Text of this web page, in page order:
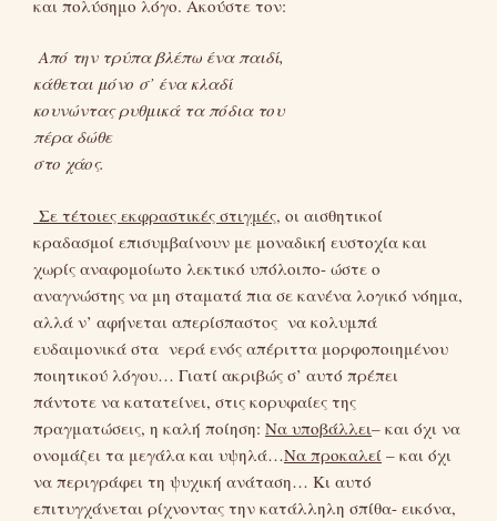
και πολύσημο λόγο. Ακούστε τον:
Από την τρύπα βλέπω ένα παιδί,
κάθεται μόνο σ’ ένα κλαδί
κουνώντας ρυθμικά τα πόδια του
πέρα δώθε
στο χάος.
Σε τέτοιες εκφραστικές στιγμές, οι αισθητικοί
κραδασμοί επισυμβαίνουν με μοναδική ευστοχία και
χωρίς αναφομοίωτο λεκτικό υπόλοιπο- ώστε ο
αναγνώστης να μη σταματά πια σε κανένα λογικό νόημα,
αλλά ν’ αφήνεται απερίσπαστος να κολυμπά
ευδαιμονικά στα νερά ενός απέριττα μορφοποιημένου
ποιητικού λόγου… Γιατί ακριβώς σ’ αυτό πρέπει
πάντοτε να κατατείνει, στις κορυφαίες της
πραγματώσεις, η καλή ποίηση: Να υποβάλλει– και όχι να
ονομάζει τα μεγάλα και υψηλά…Να προκαλεί – και όχι
να περιγράφει τη ψυχική ανάταση… Κι αυτό
επιτυγχάνεται ρίχνοντας την κατάλληλη σπίθα- εικόνα,